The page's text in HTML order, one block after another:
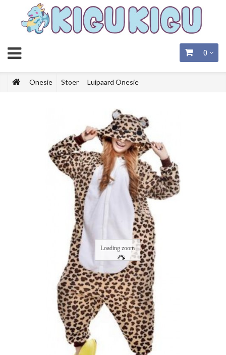
0
Onesie Stoer Luipaard Onesie
Loading zoom